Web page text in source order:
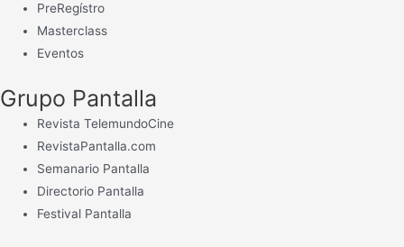
PreRegístro
Masterclass
Eventos
Grupo Pantalla
Revista TelemundoCine
RevistaPantalla.com
Semanario Pantalla
Directorio Pantalla
Festival Pantalla